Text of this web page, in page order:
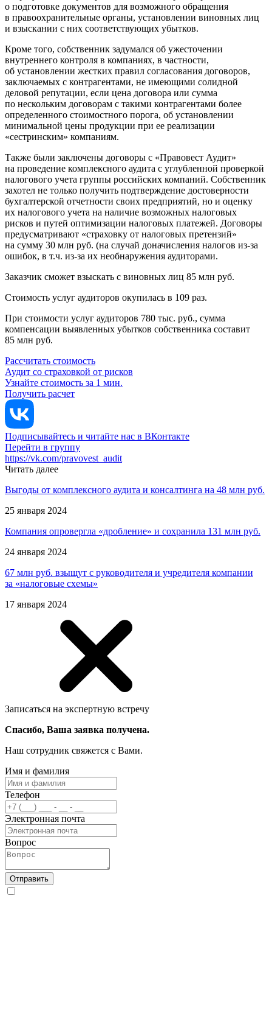
о подготовке документов для возможного обращения
в правоохранительные органы, установлении виновных лиц
и взыскании с них соответствующих убытков.
Кроме того, собственник задумался об ужесточении
внутреннего контроля в компаниях, в частности,
об установлении жестких правил согласования договоров,
заключаемых с контрагентами, не имеющими солидной
деловой репутации, если цена договора или сумма
по нескольким договорам с такими контрагентами более
определенного стоимостного порога, об установлении
минимальной цены продукции при ее реализации
«сестринским» компаниям.
Также были заключены договоры с «Правовест Аудит»
на проведение комплексного аудита с углубленной проверкой
налогового учета группы российских компаний. Собственник
захотел не только получить подтверждение достоверности
бухгалтерской отчетности своих предприятий, но и оценку
их налогового учета на наличие возможных налоговых
рисков и путей оптимизации налоговых платежей. Договоры
предусматривают «страховку от налоговых претензий»
на сумму 30 млн руб. (на случай доначисления налогов из-за
ошибок, в т.ч. из-за их необнаружения аудиторами.
Заказчик сможет взыскать с виновных лиц 85 млн руб.
Стоимость услуг аудиторов окупилась в 109 раз.
При стоимости услуг аудиторов 780 тыс. руб., сумма
компенсации выявленных убытков собственника составит
85 млн руб.
Рассчитать стоимость
Аудит со страховкой от рисков
Узнайте стоимость за 1 мин.
Получить расчет
Подписывайтесь и читайте нас в ВКонтакте
Перейти в группу
https://vk.com/pravovest_audit
Читать далее
Выгоды от комплексного аудита и консалтинга на 48 млн руб.
25 января 2024
Компания опровергла «дробление» и сохранила 131 млн руб.
24 января 2024
67 млн руб. взыщут с ру­ко­во­ди­те­ля и учредителя компании
за «налоговые схемы»
17 января 2024
Записаться на экспертную встречу
Спасибо, Ваша заявка получена.
Наш сотрудник свяжется с Вами.
Имя и фамилия
Телефон
Электронная почта
Вопрос
Отправить